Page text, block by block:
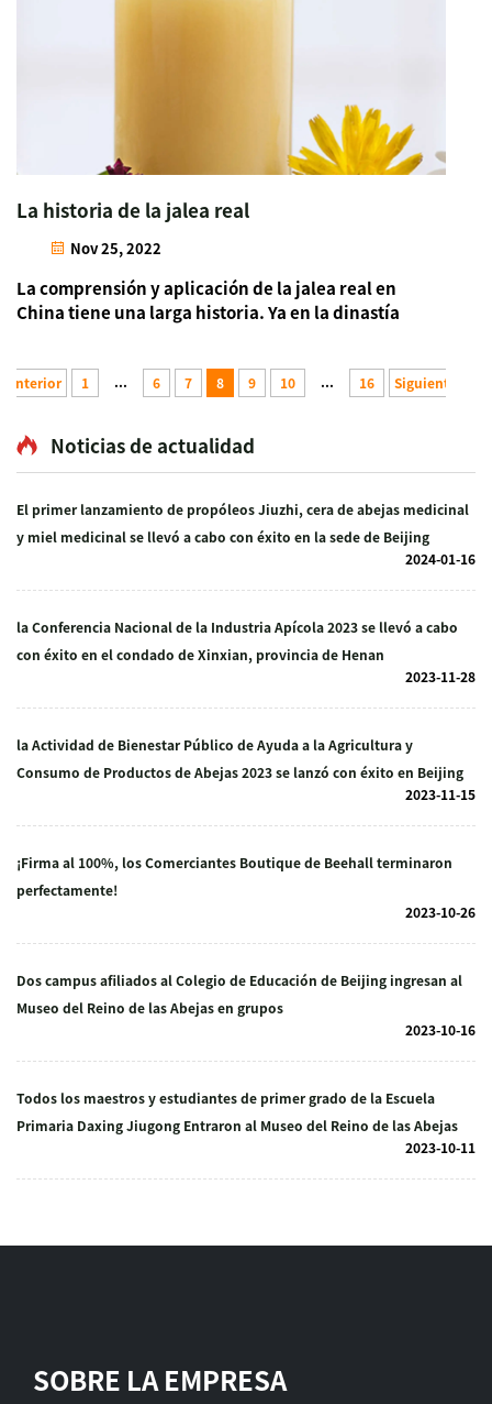
La historia de la jalea real
Nov 25, 2022
La comprensión y aplicación de la jalea real en
China tiene una larga historia. Ya en la dinastía
real puede hacer que las personas se sientan
Anterior 1 ... 6 7 8 9 10 ... 16 Siguiente
Noticias de actualidad
El primer lanzamiento de propóleos Jiuzhi, cera de abejas medicinal
y miel medicinal se llevó a cabo con éxito en la sede de Beijing
2024-01-16
la Conferencia Nacional de la Industria Apícola 2023 se llevó a cabo
con éxito en el condado de Xinxian, provincia de Henan
2023-11-28
la Actividad de Bienestar Público de Ayuda a la Agricultura y
Consumo de Productos de Abejas 2023 se lanzó con éxito en Beijing
2023-11-15
¡Firma al 100%, los Comerciantes Boutique de Beehall terminaron
perfectamente!
2023-10-26
Dos campus afiliados al Colegio de Educación de Beijing ingresan al
Museo del Reino de las Abejas en grupos
2023-10-16
Todos los maestros y estudiantes de primer grado de la Escuela
Primaria Daxing Jiugong Entraron al Museo del Reino de las Abejas
2023-10-11
SOBRE LA EMPRESA